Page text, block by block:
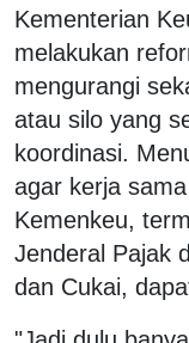
Kementerian
melakukan
mengurangi
atau silo yang
koordinasi.
agar kerja
Kemenkeu,
Jenderal Pajak
dan Cukai,